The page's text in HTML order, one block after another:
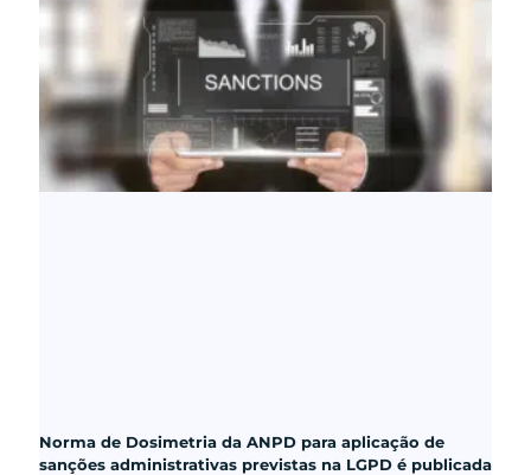
Norma de Dosimetria da ANPD para aplicação de
sanções administrativas previstas na LGPD é publicada